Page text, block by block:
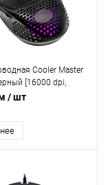
Cooler Master
[16000 dpi,
USB Type-A,
/ шт